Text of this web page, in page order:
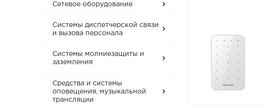
Сетевое оборудование
Системы диспетчерской связи
и вызова персонала
Системы молниезащиты и
заземления
Средства и системы
оповещения, музыкальной
трансляции